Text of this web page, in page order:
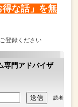
得な話」を無
登録ください
専門アドバイザ
読者